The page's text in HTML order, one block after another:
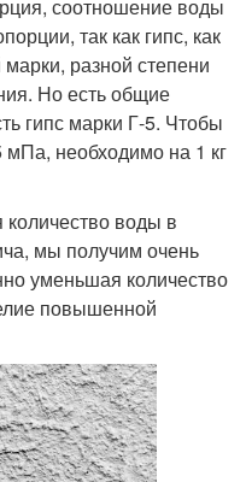
соотношение воды
так как гипс, как
разной степени
Но есть общие
гипс марки Г-5. Чтобы
мПа, необходимо на 1 кг
количество воды в
мы получим очень
уменьшая количество
повышенной